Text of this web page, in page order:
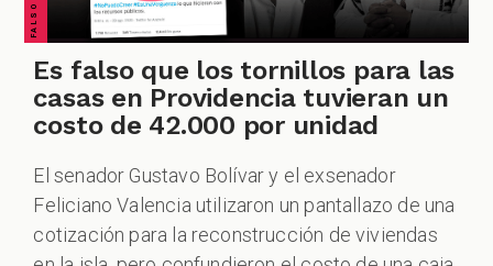
Es falso que los tornillos para las
casas en Providencia tuvieran un
costo de 42.000 por unidad
El senador Gustavo Bolívar y el exsenador
Feliciano Valencia utilizaron un pantallazo de una
cotización para la reconstrucción de viviendas